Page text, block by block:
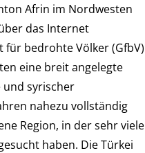
Afrin im Nordwesten
das Internet
für bedrohte Völker (GfbV)
eine breit angelegte
und syrischer
nahezu vollständig
Region, in der sehr viele
haben. Die Türkei